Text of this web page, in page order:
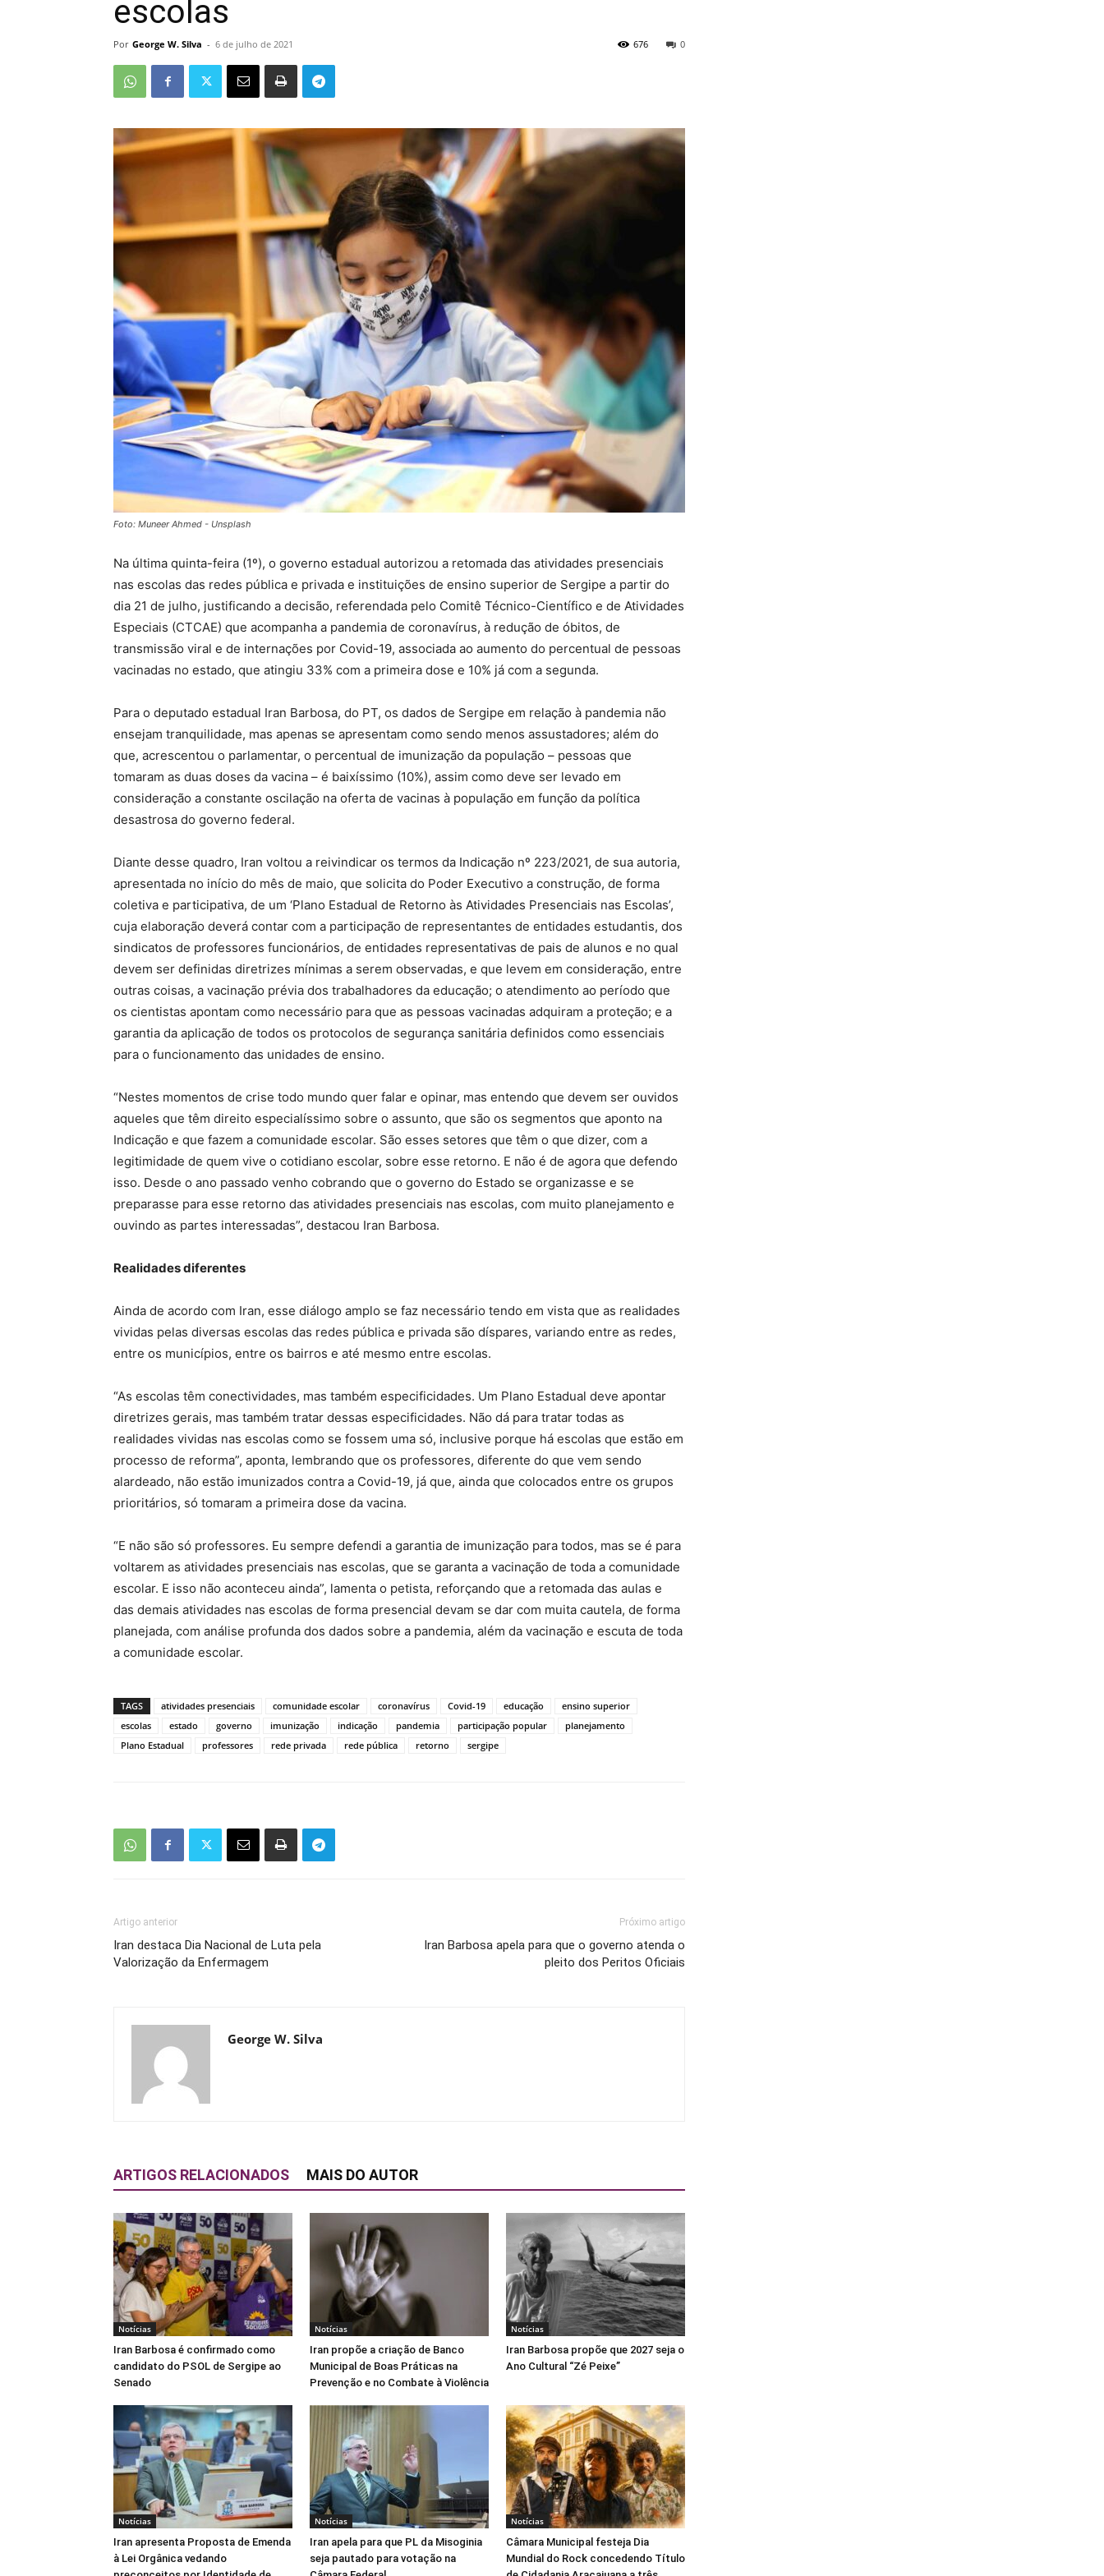
escolas
Por George W. Silva - 6 de julho de 2021 0
676
Foto: Muneer Ahmed - Unsplash
Na última quinta-feira (1º), o governo estadual autorizou a retomada das atividades presenciais
nas escolas das redes pública e privada e instituições de ensino superior de Sergipe a partir do
dia 21 de julho, justificando a decisão, referendada pelo Comitê Técnico-Científico e de Atividades
Especiais (CTCAE) que acompanha a pandemia de coronavírus, à redução de óbitos, de
transmissão viral e de internações por Covid-19, associada ao aumento do percentual de pessoas
vacinadas no estado, que atingiu 33% com a primeira dose e 10% já com a segunda.
Para o deputado estadual Iran Barbosa, do PT, os dados de Sergipe em relação à pandemia não
ensejam tranquilidade, mas apenas se apresentam como sendo menos assustadores; além do
que, acrescentou o parlamentar, o percentual de imunização da população – pessoas que
tomaram as duas doses da vacina – é baixíssimo (10%), assim como deve ser levado em
consideração a constante oscilação na oferta de vacinas à população em função da política
desastrosa do governo federal.
Diante desse quadro, Iran voltou a reivindicar os termos da Indicação nº 223/2021, de sua autoria,
apresentada no início do mês de maio, que solicita do Poder Executivo a construção, de forma
coletiva e participativa, de um ‘Plano Estadual de Retorno às Atividades Presenciais nas Escolas’,
cuja elaboração deverá contar com a participação de representantes de entidades estudantis, dos
sindicatos de professores funcionários, de entidades representativas de pais de alunos e no qual
devem ser definidas diretrizes mínimas a serem observadas, e que levem em consideração, entre
outras coisas, a vacinação prévia dos trabalhadores da educação; o atendimento ao período que
os cientistas apontam como necessário para que as pessoas vacinadas adquiram a proteção; e a
garantia da aplicação de todos os protocolos de segurança sanitária definidos como essenciais
para o funcionamento das unidades de ensino.
“Nestes momentos de crise todo mundo quer falar e opinar, mas entendo que devem ser ouvidos
aqueles que têm direito especialíssimo sobre o assunto, que são os segmentos que aponto na
Indicação e que fazem a comunidade escolar. São esses setores que têm o que dizer, com a
legitimidade de quem vive o cotidiano escolar, sobre esse retorno. E não é de agora que defendo
isso. Desde o ano passado venho cobrando que o governo do Estado se organizasse e se
preparasse para esse retorno das atividades presenciais nas escolas, com muito planejamento e
ouvindo as partes interessadas”, destacou Iran Barbosa.
Realidades diferentes
Ainda de acordo com Iran, esse diálogo amplo se faz necessário tendo em vista que as realidades
vividas pelas diversas escolas das redes pública e privada são díspares, variando entre as redes,
entre os municípios, entre os bairros e até mesmo entre escolas.
“As escolas têm conectividades, mas também especificidades. Um Plano Estadual deve apontar
diretrizes gerais, mas também tratar dessas especificidades. Não dá para tratar todas as
realidades vividas nas escolas como se fossem uma só, inclusive porque há escolas que estão em
processo de reforma”, aponta, lembrando que os professores, diferente do que vem sendo
alardeado, não estão imunizados contra a Covid-19, já que, ainda que colocados entre os grupos
prioritários, só tomaram a primeira dose da vacina.
“E não são só professores. Eu sempre defendi a garantia de imunização para todos, mas se é para
voltarem as atividades presenciais nas escolas, que se garanta a vacinação de toda a comunidade
escolar. E isso não aconteceu ainda”, lamenta o petista, reforçando que a retomada das aulas e
das demais atividades nas escolas de forma presencial devam se dar com muita cautela, de forma
planejada, com análise profunda dos dados sobre a pandemia, além da vacinação e escuta de toda
a comunidade escolar.
TAGS atividades presenciais comunidade escolar coronavírus Covid-19 educação
ensino superior
escolas
estado governo imunização indicação pandemia participação popular
planejamento
Plano Estadual
professores rede privada rede pública retorno sergipe
Artigo anterior
Iran destaca Dia Nacional de Luta pela
Valorização da Enfermagem
Próximo artigo
Iran Barbosa apela para que o governo atenda o
pleito dos Peritos Oficiais
George W. Silva
ARTIGOS RELACIONADOS MAIS DO AUTOR
Notícias
Iran Barbosa é confirmado como
candidato do PSOL de Sergipe ao
Senado
Notícias
Iran propõe a criação de Banco
Municipal de Boas Práticas na
Prevenção e no Combate à Violência
Notícias
Iran Barbosa propõe que 2027 seja o
Ano Cultural “Zé Peixe”
Notícias
Iran apresenta Proposta de Emenda
à Lei Orgânica vedando
Notícias
Iran apela para que PL da Misoginia
seja pautado para votação na
Notícias
Câmara Municipal festeja Dia
Mundial do Rock concedendo Título